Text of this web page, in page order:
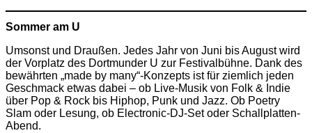
Sommer am U
Umsonst und Draußen. Jedes Jahr von Juni bis August wird
der Vorplatz des Dortmunder U zur Festivalbühne. Dank des
bewährten „made by many“-Konzepts ist für ziemlich jeden
Geschmack etwas dabei – ob Live-Musik von Folk & Indie
über Pop & Rock bis Hiphop, Punk und Jazz. Ob Poetry
Slam oder Lesung, ob Electronic-DJ-Set oder Schallplatten-
Abend.